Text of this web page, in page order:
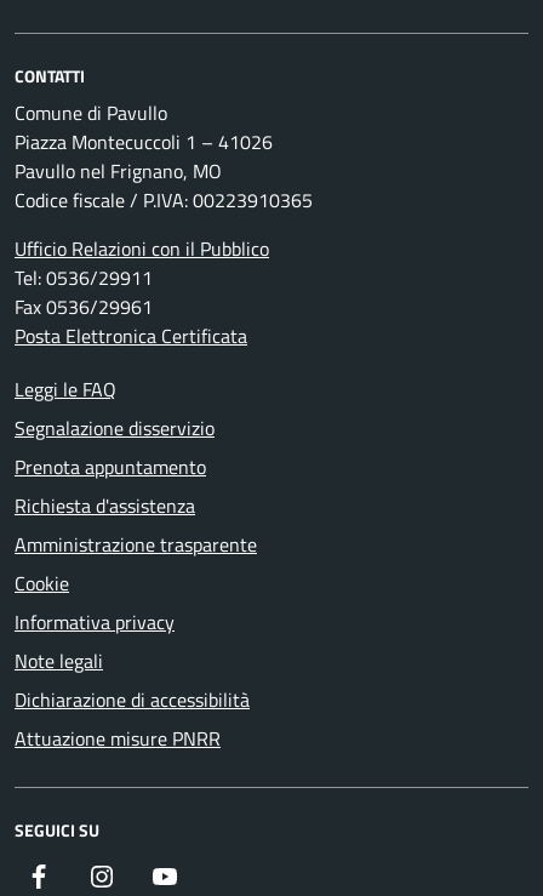
CONTATTI
Comune di Pavullo
Piazza Montecuccoli 1 – 41026
Pavullo nel Frignano, MO
Codice fiscale / P.IVA: 00223910365
Ufficio Relazioni con il Pubblico
Tel: 0536/29911
Fax 0536/29961
Posta Elettronica Certificata
Leggi le FAQ
Segnalazione disservizio
Prenota appuntamento
Richiesta d'assistenza
Amministrazione trasparente
Cookie
Informativa privacy
Note legali
Dichiarazione di accessibilità
Attuazione misure PNRR
SEGUICI SU
Facebook Instagram